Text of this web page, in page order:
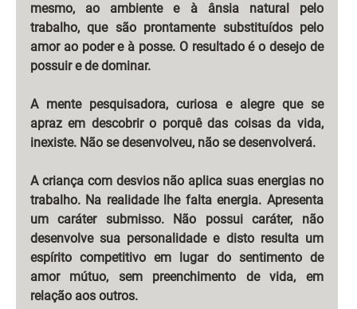
mesmo, ao ambiente e à ânsia natural pelo
trabalho, que são prontamente substituídos pelo
amor ao poder e à posse. O resultado é o desejo de
possuir e de dominar.
A mente pesquisadora, curiosa e alegre que se
apraz em descobrir o porquê das coisas da vida,
inexiste. Não se desenvolveu, não se desenvolverá.
A criança com desvios não aplica suas energias no
trabalho. Na realidade lhe falta energia. Apresenta
um caráter submisso. Não possui caráter, não
desenvolve sua personalidade e disto resulta um
espírito competitivo em lugar do sentimento de
amor mútuo, sem preenchimento de vida, em
relação aos outros.